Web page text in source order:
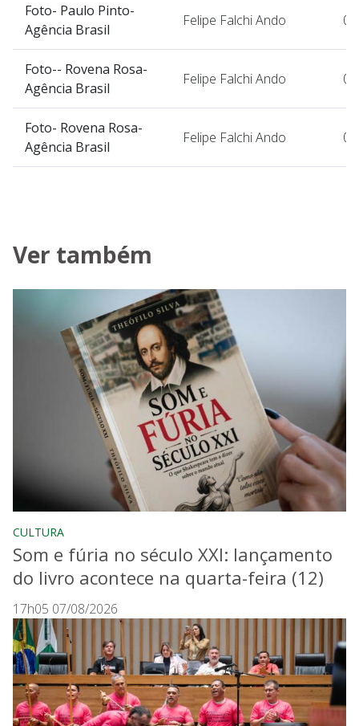
Foto- Paulo Pinto-
Agência Brasil
Felipe Falchi Ando
Foto-- Rovena Rosa-
Agência Brasil
Felipe Falchi Ando
Foto- Rovena Rosa-
Agência Brasil
Felipe Falchi Ando
Ver também
CULTURA
Som e fúria no século XXI: lançamento
do livro acontece na quarta-feira (12)
17h05 07/08/2026